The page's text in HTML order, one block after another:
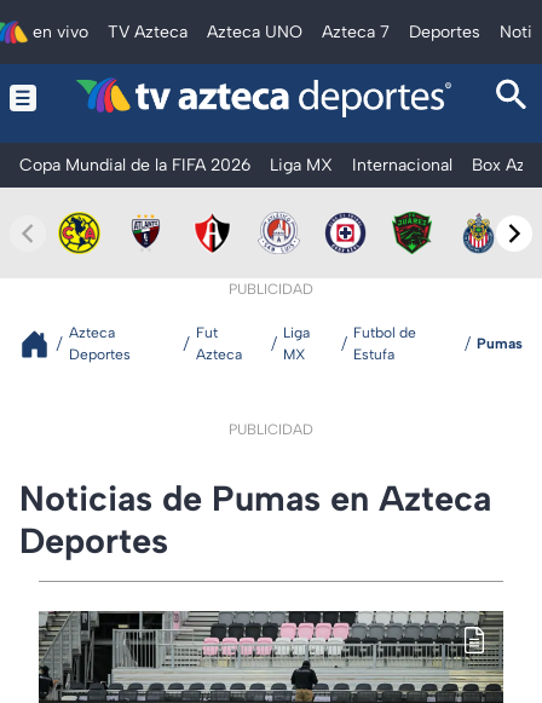
en vivo TV Azteca Azteca UNO Azteca 7 Deportes
Copa Mundial de la FIFA 2026 Liga MX Internacional Box
PUBLICIDAD
Azteca
Deportes
Fut
Azteca
Liga
MX
Futbol de
Estufa
Pumas
PUBLICIDAD
Noticias de Pumas en Azteca
Deportes